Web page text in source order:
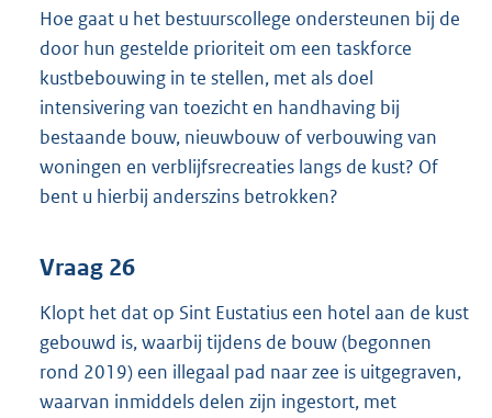
Hoe gaat u het bestuurscollege ondersteunen bij de
door hun gestelde prioriteit om een taskforce
kustbebouwing in te stellen, met als doel
intensivering van toezicht en handhaving bij
bestaande bouw, nieuwbouw of verbouwing van
woningen en verblijfsrecreaties langs de kust? Of
bent u hierbij anderszins betrokken?
Vraag 26
Klopt het dat op Sint Eustatius een hotel aan de kust
gebouwd is, waarbij tijdens de bouw (begonnen
rond 2019) een illegaal pad naar zee is uitgegraven,
waarvan inmiddels delen zijn ingestort, met